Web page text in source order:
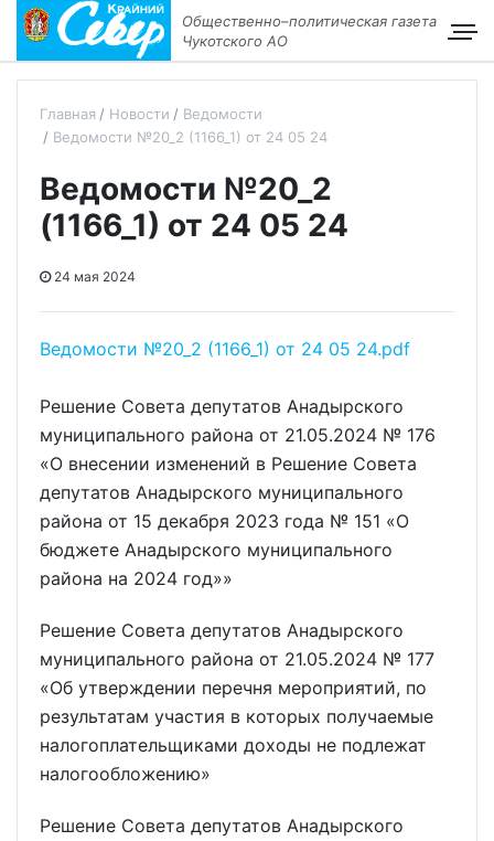
Общественно–политическая газета
Чукотского АО
Главная Новости
Ведомости
Ведомости №20_2 (1166_1) от 24 05 24
Ведомости №20_2
(1166_1) от 24 05 24
24 мая 2024
Ведомости №20_2 (1166_1) от 24 05 24.pdf
Решение Совета депутатов Анадырского
муниципального района от 21.05.2024 № 176
«О внесении изменений в Решение Совета
депутатов Анадырского муниципального
района от 15 декабря 2023 года № 151 «О
бюджете Анадырского муниципального
района на 2024 год»»
Решение Совета депутатов Анадырского
муниципального района от 21.05.2024 № 177
«Об утверждении перечня мероприятий, по
результатам участия в которых получаемые
налогоплательщиками доходы не подлежат
налогообложению»
Решение Совета депутатов Анадырского